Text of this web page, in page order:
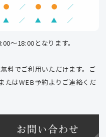
● ／ ● ● ／
▲ ／ ▲ ▲ ／
～18:00となります。
料でご利用いただけます。ご
たはWEB予約よりご連絡くだ
お問い合わせ